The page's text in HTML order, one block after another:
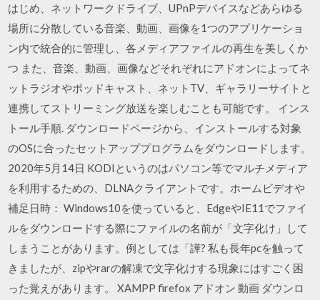
はじめ、ネットワークドライブ、UPnPデバイスなどあらゆる
場所に分散している音楽、動画、画像を1つのアプリケーショ
ン内で統合的に管理し、各メディアファイルの再生を美しくか
つ また、音楽、動画、画像などそれぞれにアドオンによってネ
ットラジオやポッドキャスト、ネットTV、ギャラリーサイトと
連携してストリーミング放送を楽しむことも可能です。 インス
トール手順. ダウンロードページから、インストールする対象
のOSに合ったセットアッププログラムをダウンロードします。
2020年5月14日 KODIというのはパソコン等でマルチメディア
を利用するための、DLNAクライアントです。ホームビデオや
補足日時： Windows10を使っていると、EdgeやIE11でファイ
ルをダウンロードする際にファイルの名前が「文字化け」して
しまうことがあります。例としては「譁? 私も長年pcを触って
きましたが、zipやrarの解凍で文字化けする現象にはすごく困
った覚えがあります。 XAMPP firefox アドオン 動画 ダウンロ